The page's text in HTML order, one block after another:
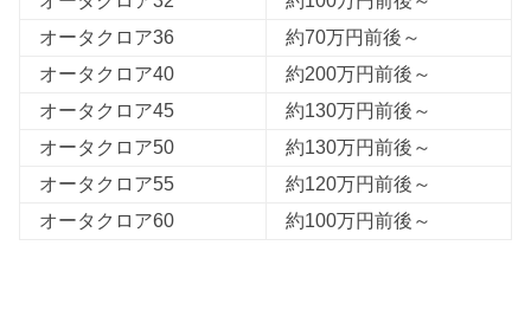
オータクロア36
約70万円前後～
オータクロア40
約200万円前後～
オータクロア45
約130万円前後～
オータクロア50
約130万円前後～
オータクロア55
約120万円前後～
オータクロア60
約100万円前後～